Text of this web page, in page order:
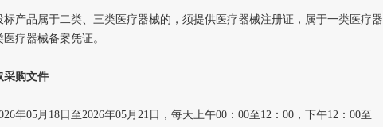
品属于二类、三类医疗器械的，须提供医疗器械注册证，属于一类医疗器
疗器械备案凭证。
购文件
05月18日至2026年05月21日，每天上午00：00至12：00，下午12：00至